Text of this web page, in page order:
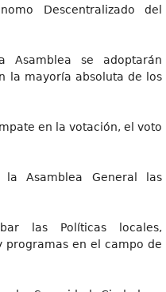
Descentralizado del
Asamblea se adoptarán
la mayoría absoluta de los
en la votación, el voto
Asamblea General las
las Políticas locales,
programas en el campo de